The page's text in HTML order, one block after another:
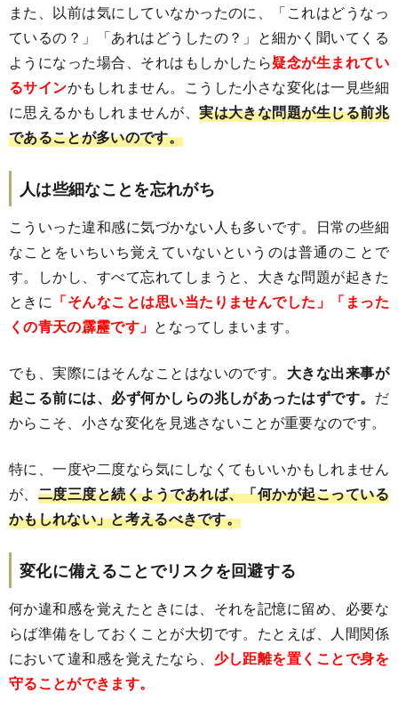
また、以前は気にしていなかったのに、「これはどうなっ
ているの？」「あれはどうしたの？」と細かく聞いてくる
ようになった場合、それはもしかしたら疑念が生まれてい
るサインかもしれません。こうした小さな変化は一見些細
に思えるかもしれませんが、実は大きな問題が生じる前兆
であることが多いのです。
人は些細なことを忘れがち
こういった違和感に気づかない人も多いです。日常の些細
なことをいちいち覚えていないというのは普通のことで
す。しかし、すべて忘れてしまうと、大きな問題が起きた
ときに 「そんなことは思い当たりませんでした」「まった
くの青天の霹靂です」 となってしまいます。
でも、実際にはそんなことはないのです。 大きな出来事が
起こる前には、必ず何かしらの兆しがあったはずです。 だ
からこそ、小さな変化を見逃さないことが重要なのです。
特に、一度や二度なら気にしなくてもいいかもしれません
が、 二度三度と続くようであれば、「何かが起こっている
かもしれない」と考えるべきです。
変化に備えることでリスクを回避する
何か違和感を覚えたときには、それを記憶に留め、必要な
らば準備をしておくことが大切です。たとえば、人間関係
において違和感を覚えたなら、 少し距離を置くことで身を
守ることができます。